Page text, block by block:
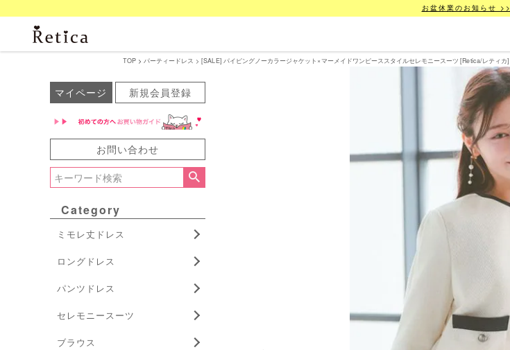
お盆休業のお知らせ >>
TOP パーティードレス [SALE] パイピングノーカラージャケット×マーメイドワンピーススタイルセレモニースーツ [Retica/レティカ]
マイページ 新規会員登録
お問い合わせ
Category
ミモレ丈ドレス
ロングドレス
パンツドレス
セレモニースーツ
ブラウス